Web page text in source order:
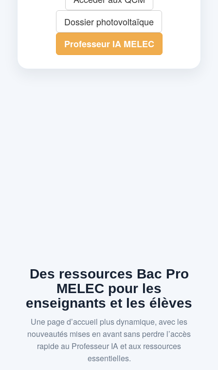
Dossier photovoltaïque
Professeur IA MELEC
Des ressources Bac Pro
MELEC pour les
enseignants et les élèves
Une page d’accueil plus dynamique, avec les
nouveautés mises en avant sans perdre l’accès
rapide au Professeur IA et aux ressources
essentielles.